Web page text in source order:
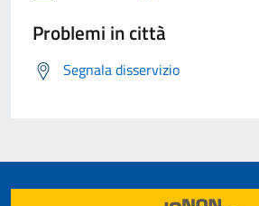
Problemi in città
Segnala disservizio